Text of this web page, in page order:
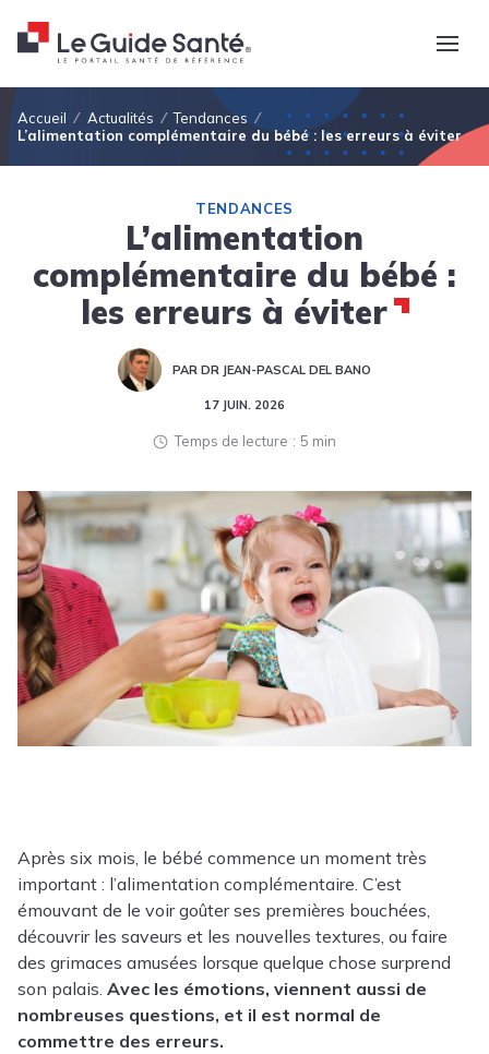
Fil d'Ariane
Accueil Actualités
Tendances
L’alimentation complémentaire du bébé : les erreurs à éviter
TENDANCES
L’alimentation
complémentaire du bébé :
les erreurs à éviter
PAR DR JEAN-PASCAL DEL BANO
17 JUIN. 2026
Temps de lecture 5 min
Après six mois, le bébé commence un moment très
important : l’alimentation complémentaire. C’est
émouvant de le voir goûter ses premières bouchées,
découvrir les saveurs et les nouvelles textures, ou faire
des grimaces amusées lorsque quelque chose surprend
son palais. Avec les émotions, viennent aussi de
nombreuses questions, et il est normal de
commettre des erreurs.